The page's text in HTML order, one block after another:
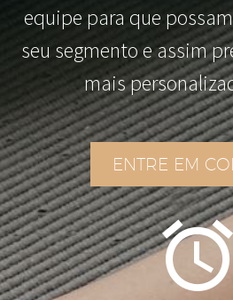
equipe para que
seu segmento e assim
mais
ENTRE EM